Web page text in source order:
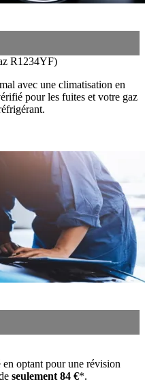
R1234YF)
avec une climatisation en
pour les fuites et votre gaz
optant pour une révision
seulement 84 €*.